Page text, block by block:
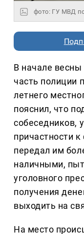
фото: ГУ МВД
В начале
часть полиции
летнего
пояснил, что
собеседников,
причастности
передал им
наличными,
уголовного
получения
выходить на
На место